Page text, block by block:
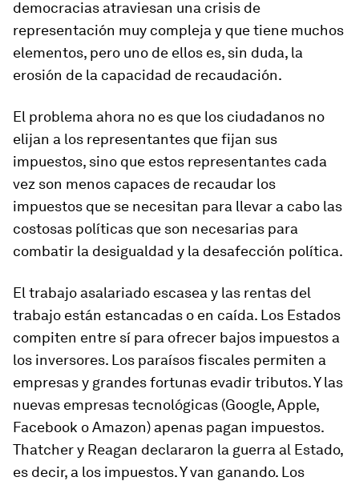
democracias atraviesan una crisis de
representación muy compleja y que tiene muchos
elementos, pero uno de ellos es, sin duda, la
erosión de la capacidad de recaudación.
El problema ahora no es que los ciudadanos no
elijan a los representantes que fijan sus
impuestos, sino que estos representantes cada
vez son menos capaces de recaudar los
impuestos que se necesitan para llevar a cabo las
costosas políticas que son necesarias para
combatir la desigualdad y la desafección política.
El trabajo asalariado escasea y las rentas del
trabajo están estancadas o en caída. Los Estados
compiten entre sí para ofrecer bajos impuestos a
los inversores. Los paraísos fiscales permiten a
empresas y grandes fortunas evadir tributos. Y las
nuevas empresas tecnológicas (Google, Apple,
Facebook o Amazon) apenas pagan impuestos.
Thatcher y Reagan declararon la guerra al Estado,
es decir, a los impuestos. Y van ganando. Los